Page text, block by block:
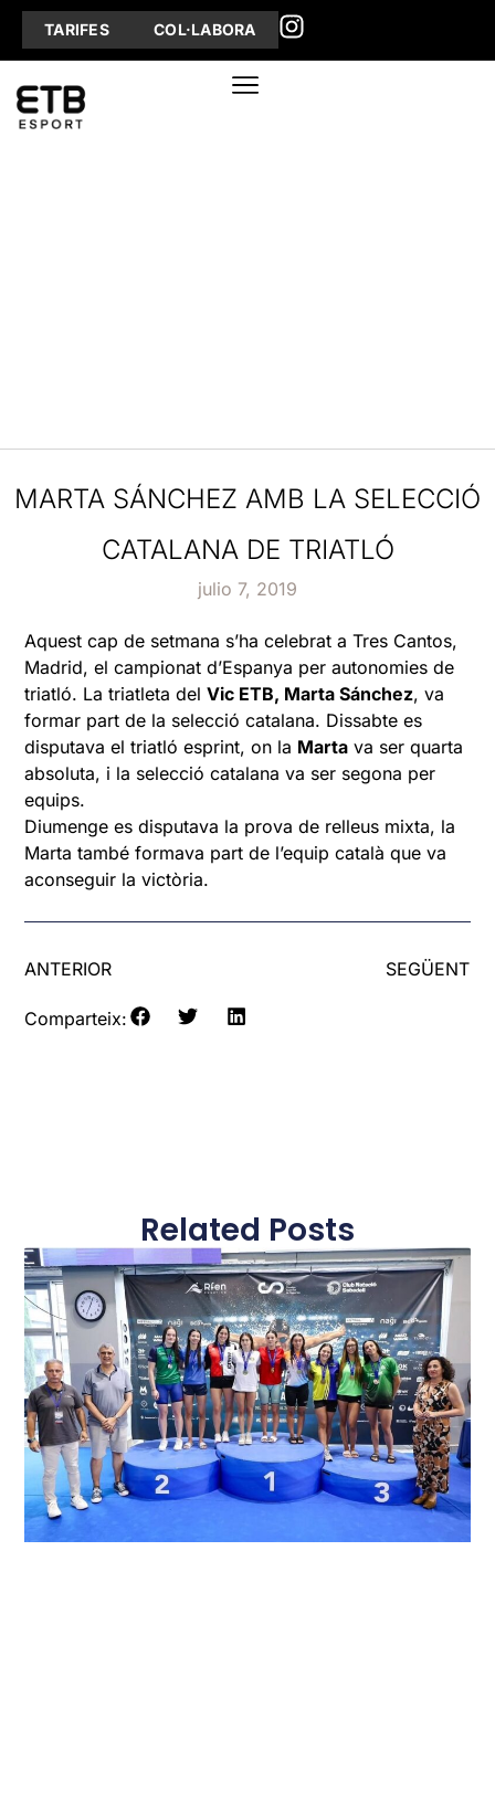
TARIFES COL·LABORA
MARTA SÁNCHEZ AMB LA SELECCIÓ
CATALANA DE TRIATLÓ
julio 7, 2019
Aquest cap de setmana s’ha celebrat a Tres Cantos,
Madrid, el campionat d’Espanya per autonomies de
triatló. La triatleta delVic ETB, Marta Sánchez, va
formar part de la selecció catalana. Dissabte es
disputava el triatló esprint, on la Marta va ser quarta
absoluta, i la selecció catalana va ser segona per
equips.
Diumenge es disputava la prova de relleus mixta, la
Marta també formava part de l’equip català que va
aconseguir la victòria.
ANTERIOR SEGÜENT
Comparteix:
Related Posts